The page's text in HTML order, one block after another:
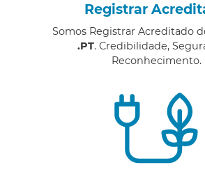
Registrar
Somos Registrar Acreditado
.PT. Credibilidade,
Reconhecimento.